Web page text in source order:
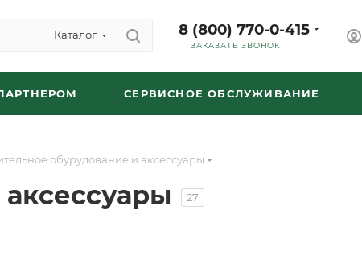
Каталог 8 (800) 770-0-415
ЗАКАЗАТЬ ЗВОНОК
СЕРВИСНОЕ ОБСЛУЖИВАНИЕ
обурудование и аксессуары
27